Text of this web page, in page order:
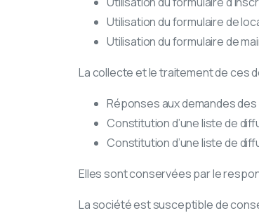
Utilisation du formulaire de
Utilisation du formulaire de
La collecte et le traitement de ces
Réponses aux demandes
Constitution d’une liste de
Constitution d’une liste de
Elles sont conservées par le
La société est susceptible de